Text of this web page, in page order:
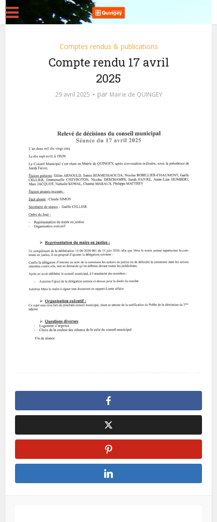
Comptes rendus & publications
Compte rendu 17 avril
2025
29 avril 2025 par Mairie de QUINGEY